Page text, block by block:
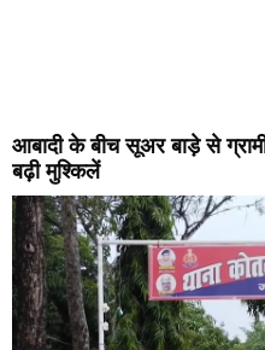
आबादी के बीच सूअर बाड़े से
बढ़ी मुश्किलें